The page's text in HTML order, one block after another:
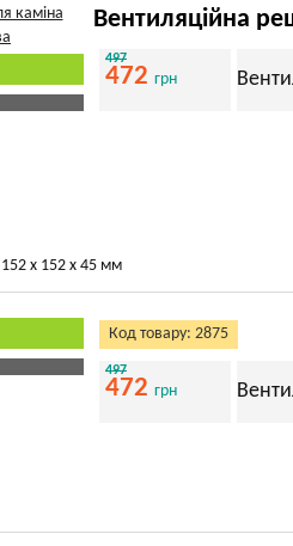
Вентиляційна
497
472 грн
х 152 х 45 мм
Код товару: 2875
497
472 грн